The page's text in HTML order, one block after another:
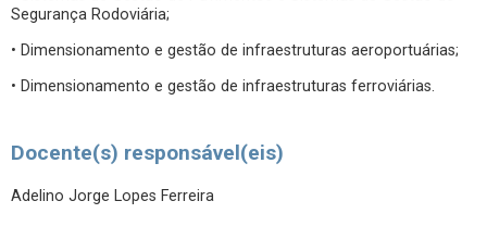
Segurança Rodoviária;
• Dimensionamento e gestão de infraestruturas aeroportuárias;
• Dimensionamento e gestão de infraestruturas ferroviárias.
Docente(s) responsável(eis)
Adelino Jorge Lopes Ferreira